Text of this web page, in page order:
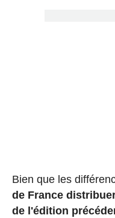
Bien que les
de France
de l'édition